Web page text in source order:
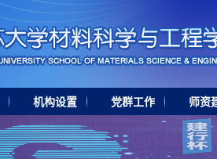
机构设置 党群工作 师资